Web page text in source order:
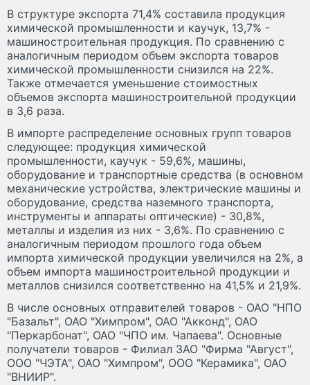
В структуре экспорта 71,4% составила продукция
химической промышленности и каучук, 13,7% -
машиностроительная продукция. По сравнению с
аналогичным периодом объем экспорта товаров
химической промышленности снизился на 22%.
Также отмечается уменьшение стоимостных
объемов экспорта машиностроительной продукции
в 3,6 раза.
В импорте распределение основных групп товаров
следующее: продукция химической
промышленности, каучук - 59,6%, машины,
оборудование и транспортные средства (в основном
механические устройства, электрические машины и
оборудование, средства наземного транспорта,
инструменты и аппараты оптические) - 30,8%,
металлы и изделия из них - 3,6%. По сравнению с
аналогичным периодом прошлого года объем
импорта химической продукции увеличился на 2%, а
объем импорта машиностроительной продукции и
металлов снизился соответственно на 41,5% и 21,9%.
В числе основных отправителей товаров - ОАО "НПО
"Базальт", ОАО "Химпром", ОАО "Акконд", ОАО
"Перкарбонат", ОАО "ЧПО им. Чапаева". Основные
получатели товаров - Филиал ЗАО "Фирма "Август",
ООО "ЧЭТА", ОАО "Химпром", ООО "Керамика", ОАО
"ВНИИР".